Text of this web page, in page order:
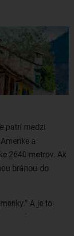
káva. Cestovný
aj z našich
Turkish
Air Canada.
dvoma.
patrí medzi
a
2640 metrov. Ak
bránou do
A je to
krásne
sa po